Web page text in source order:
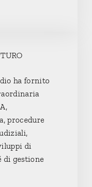
ha fornito
procedure
di
di gestione